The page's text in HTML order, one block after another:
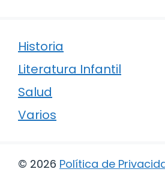
Historia
Literatura Infantil
Salud
Varios
© 2026 Política de